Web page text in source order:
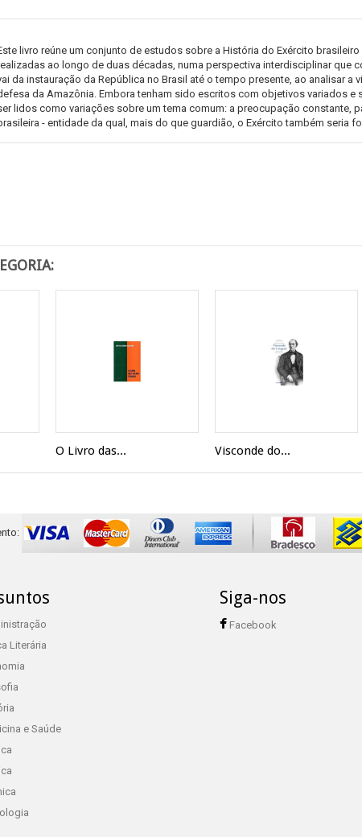
livro reúne um conjunto de estudos sobre a História do Exército
ao longo de duas décadas, numa perspectiva interdisciplinar que
da instauração da República no Brasil até o tempo presente, ao analisar
da Amazônia. Embora tenham sido escritos com objetivos variados
lidos como variações sobre um tema comum: a preocupação constante,
- entidade da qual, mais do que guardião, o Exército também seria
O Livro das... Visconde do...
Literária
e Saúde
Siga-nos
Facebook